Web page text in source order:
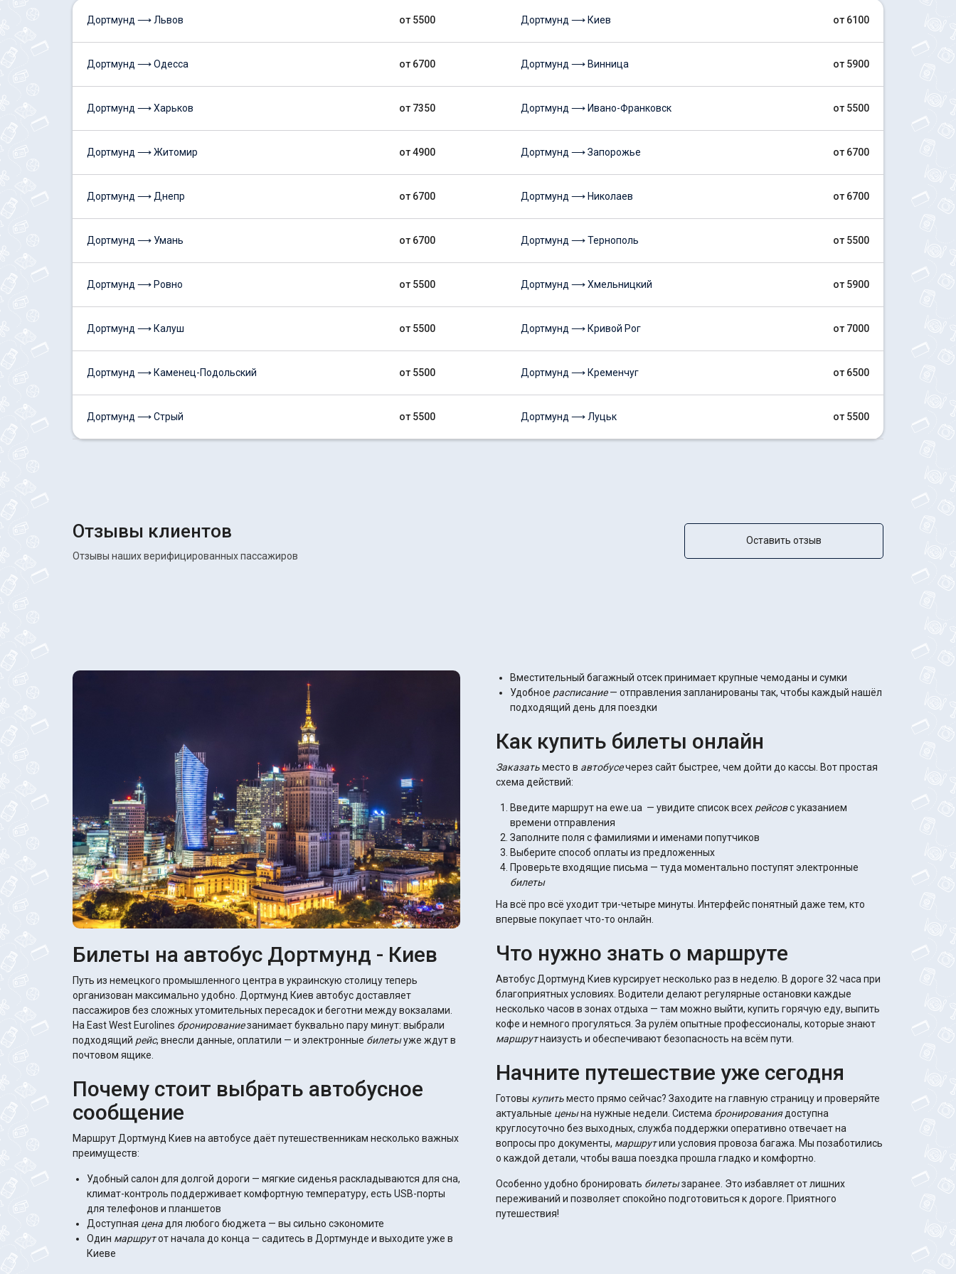
Дортмунд ⟶ Львов от 5500
Дортмунд ⟶ Одесса от 6700
Дортмунд ⟶ Харьков от 7350
Дортмунд ⟶ Житомир от 4900
Дортмунд ⟶ Днепр от 6700
Дортмунд ⟶ Умань от 6700
Дортмунд ⟶ Ровно от 5500
Дортмунд ⟶ Калуш от 5500
Дортмунд ⟶ Каменец-Подольский от 5500
Дортмунд ⟶ Стрый от 5500
Дортмунд ⟶ Киев от 6100
Дортмунд ⟶ Винница от 5900
Дортмунд ⟶ Ивано-Франковск от 5500
Дортмунд ⟶ Запорожье от 6700
Дортмунд ⟶ Николаев от 6700
Дортмунд ⟶ Тернополь от 5500
Дортмунд ⟶ Хмельницкий от 5900
Дортмунд ⟶ Кривой Рог от 7000
Дортмунд ⟶ Кременчуг от 6500
Дортмунд ⟶ Луцьк от 5500
Отзывы клиентов
Отзывы наших верифицированных пассажиров
Оставить отзыв
Билеты на автобус Дортмунд - Киев
Путь из немецкого промышленного центра в украинскую столицу теперь
организован максимально удобно. Дортмунд Киев автобус доставляет
пассажиров без сложных утомительных пересадок и беготни между вокзалами.
На East West Eurolines бронированиезанимает буквально пару минут: выбрали
подходящий рейс, внесли данные, оплатили — и электронные билетыуже ждут в
почтовом ящике.
Почему стоит выбрать автобусное
сообщение
Маршрут Дортмунд Киев на автобусе даёт путешественникам несколько важных
преимуществ:
Удобный салон для долгой дороги — мягкие сиденья раскладываются для сна,
климат-контроль поддерживает комфортную температуру, есть USB-порты
для телефонов и планшетов
Доступная цена для любого бюджета — вы сильно сэкономите
Один маршрутот начала до конца — садитесь в Дортмунде и выходите уже в
Киеве
Вместительный багажный отсек принимает крупные чемоданы и сумки
Удобное расписание— отправления запланированы так, чтобы каждый нашёл
подходящий день для поездки
Как купить билеты онлайн
Заказатьместо в автобусечерез сайт быстрее, чем дойти до кассы. Вот простая
схема действий:
Введите маршрут на ewe.ua — увидите список всех рейсовс указанием
времени отправления
Заполните поля с фамилиями и именами попутчиков
Выберите способ оплаты из предложенных
Проверьте входящие письма — туда моментально поступят электронные
билеты
На всё про всё уходит три-четыре минуты. Интерфейс понятный даже тем, кто
впервые покупает что-то онлайн.
Что нужно знать о маршруте
Автобус Дортмунд Киев курсирует несколько раз в неделю. В дороге 32 часа при
благоприятных условиях. Водители делают регулярные остановки каждые
несколько часов в зонах отдыха — там можно выйти, купить горячую еду, выпить
кофе и немного прогуляться. За рулём опытные профессионалы, которые знают
маршрутнаизусть и обеспечивают безопасность на всём пути.
Начните путешествие уже сегодня
Готовы купитьместо прямо сейчас? Заходите на главную страницу и проверяйте
актуальные ценына нужные недели. Система бронированиядоступна
круглосуточно без выходных, служба поддержки оперативно отвечает на
вопросы про документы, маршрутили условия провоза багажа. Мы позаботились
о каждой детали, чтобы ваша поездка прошла гладко и комфортно.
Особенно удобно бронировать билетызаранее. Это избавляет от лишних
переживаний и позволяет спокойно подготовиться к дороге. Приятного
путешествия!